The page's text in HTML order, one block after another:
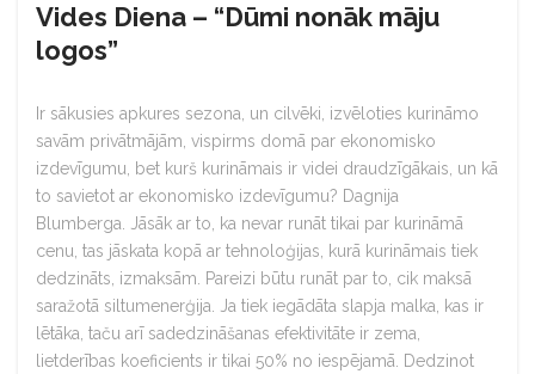
Vides Diena – “Dūmi nonāk māju
logos”
Ir sākusies apkures sezona, un cilvēki, izvēloties kurināmo
savām privātmājām, vispirms domā par ekonomisko
izdevīgumu, bet kurš kurināmais ir videi draudzīgākais, un kā
to savietot ar ekonomisko izdevīgumu? Dagnija
Blumberga. Jāsāk ar to, ka nevar runāt tikai par kurināmā
cenu, tas jāskata kopā ar tehnoloģijas, kurā kurināmais tiek
dedzināts, izmaksām. Pareizi būtu runāt par to, cik maksā
saražotā siltumenerģija. Ja tiek iegādāta slapja malka, kas ir
lētāka, taču arī sadedzināšanas efektivitāte ir zema,
lietderības koeficients ir tikai 50% no iespējamā. Dedzinot